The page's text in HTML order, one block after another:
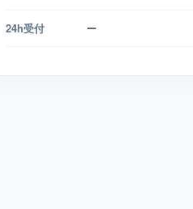
24h受付 ー